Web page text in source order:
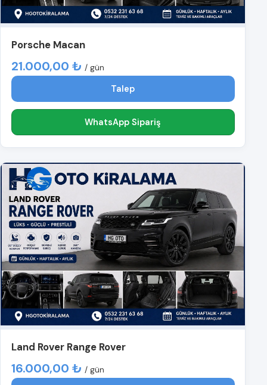
Porsche Macan
21.000,00 ₺ / gün
Talep
WhatsApp Sipariş
Land Rover Range Rover
16.000,00 ₺ / gün